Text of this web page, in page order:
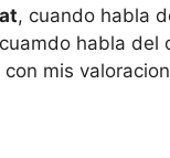
, cuando habla
cuamdo habla del
mis